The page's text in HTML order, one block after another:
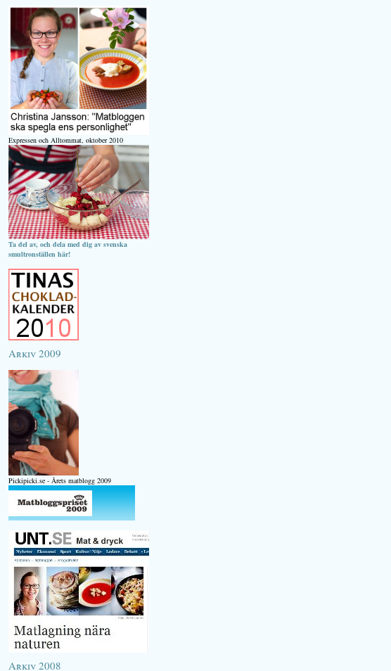
Expressen och Alltommat, oktober 2010
Ta del av, och dela med dig av svenska
smultronställen här!
Arkiv 2009
Pickipicki.se - Årets matblogg 2009
Arkiv 2008